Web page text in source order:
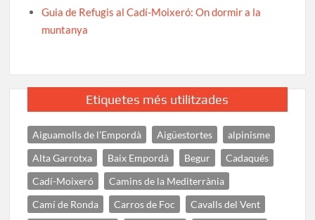
Guia de Refugis al Cadí-Moixeró: On dormir a la
muntanya
Etiquetes més utilitzades
Aiguamolls de l'Empordà Aigüestortes
alpinisme
Alta Garrotxa
Baix Empordà Begur
Cadaqués
Cadí-Moixeró
Camins de la Mediterrània
Camí de Ronda
Carros de Foc
Cavalls del Vent